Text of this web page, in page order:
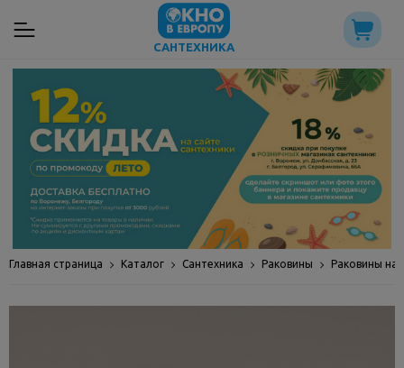
САНТЕХНИКА
Главная страница Каталог Сантехника Раковины Раковины